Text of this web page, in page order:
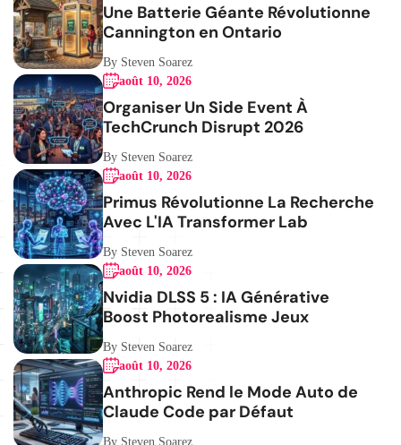
Une Batterie Géante Révolutionne
Cannington en Ontario
By Steven Soarez
août 10, 2026
Organiser Un Side Event À
TechCrunch Disrupt 2026
By Steven Soarez
août 10, 2026
Primus Révolutionne La Recherche
Avec L'IA Transformer Lab
By Steven Soarez
août 10, 2026
Nvidia DLSS 5 : IA Générative
Boost Photorealisme Jeux
By Steven Soarez
août 10, 2026
Anthropic Rend le Mode Auto de
Claude Code par Défaut
By Steven Soarez